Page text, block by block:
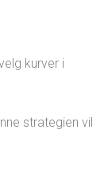
kurver i
strategien vil